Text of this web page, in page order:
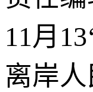
11月
离岸